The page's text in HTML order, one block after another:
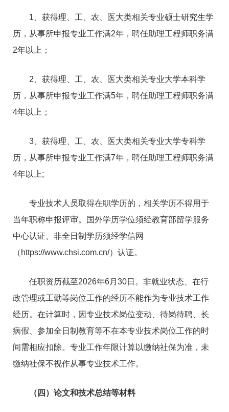
1、获得理、工、农、医大类相关专业硕士研究生学
历，从事所申报专业工作满2年，聘任助理工程师职务满
2年以上；
2、获得理、工、农、医大类相关专业大学本科学
历，从事所申报专业工作满5年，聘任助理工程师职务满
4年以上；
3、获得理、工、农、医大类相关专业大学专科学
历，从事所申报专业工作满7年，聘任助理工程师职务满
4年以上;
专业技术人员取得在职学历的，相关学历不得用于
当年职称申报评审。国外学历学位须经教育部留学服务
中心认证、非全日制学历须经学信网
（https://www.chsi.com.cn/）认证。
任职资历截至2026年6月30日。非就业状态、在行
政管理或工勤等岗位工作的经历不能作为专业技术工作
经历。在计算时，因专业技术岗位变动、待岗待聘、长
病假、参加全日制教育等不在本专业技术岗位工作的时
间需相应扣除。专业工作年限计算以缴纳社保为准，未
缴纳社保不视作从事专业技术工作。
（四）论文和技术总结等材料